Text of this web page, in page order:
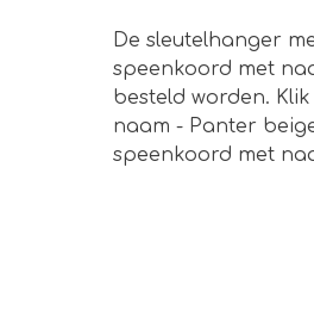
De sleutelhanger
speenkoord met
besteld worden. Klik
naam - Panter
speenkoord met